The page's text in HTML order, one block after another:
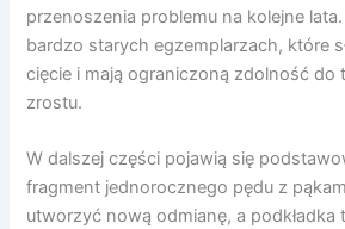
przenoszenia problemu na kolejne
bardzo starych egzemplarzach, które
cięcie i mają ograniczoną zdolność do
zrostu.
W dalszej części pojawią się
fragment jednorocznego pędu z
utworzyć nową odmianę, a podkładka